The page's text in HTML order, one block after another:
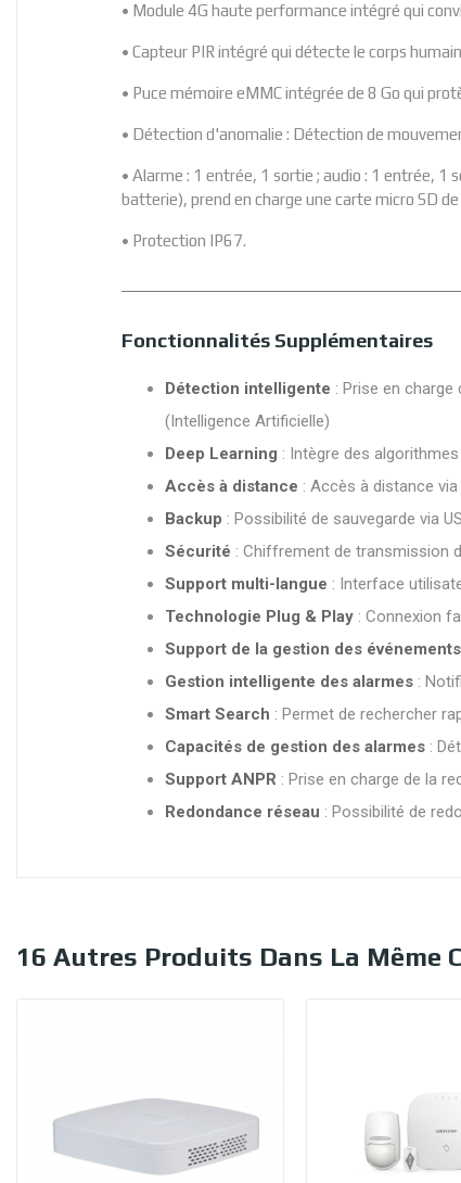
• Module 4G haute performance intégré qui
• Capteur PIR intégré qui détecte le corps
• Puce mémoire eMMC intégrée de 8 Go qui
• Détection d'anomalie : Détection de
• Alarme : 1 entrée, 1 sortie ; audio : 1 entrée, 1
batterie), prend en charge une carte micro SD
• Protection IP67.
Fonctionnalités Supplémentaires
Détection intelligente : Prise en
(Intelligence Artificielle)
Deep Learning : Intègre des
Accès à distance : Accès à distance
Backup : Possibilité de sauvegarde via
Sécurité : Chiffrement de transmission
Support multi-langue : Interface
Technologie Plug & Play : Connexion
Support de la gestion des événements
Gestion intelligente des alarmes :
Smart Search : Permet de rechercher
Capacités de gestion des alarmes :
Support ANPR : Prise en charge de la
Redondance réseau : Possibilité de
16 Autres Produits Dans La Même